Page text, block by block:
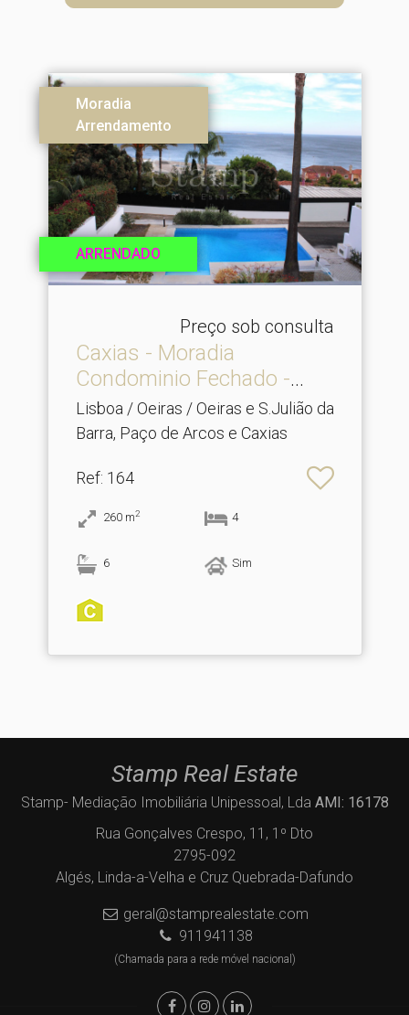
Moradia
Arrendamento
ARRENDADO
Preço sob consulta
Caxias - Moradia
Condominio Fechado -
Vista R.​..
Lisboa / Oeiras / Oeiras e S.Julião da
Barra, Paço de Arcos e Caxias
Ref: 164
260 m2 4
6 Sim
Stamp Real Estate
Stamp- Mediação Imobiliária Unipessoal, Lda AMI: 16178
Rua Gonçalves Crespo, 11, 1º Dto
2795-092
Algés, Linda-a-Velha e Cruz Quebrada-Dafundo
geral@stamprealestate.com
911941138
(Chamada para a rede móvel nacional)